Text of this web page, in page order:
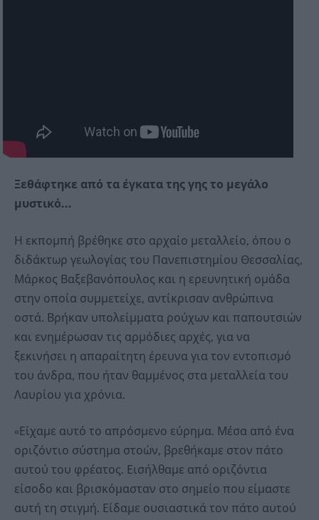
Ξεθάφτηκε από τα έγκατα της γης το μεγάλο
μυστικό…
Η εκπομπή βρέθηκε στο αρχαίο μεταλλείο, όπου ο
διδάκτωρ γεωλογίας του Πανεπιστημίου Θεσσαλίας,
Μάρκος Βαξεβανόπουλος και η ερευνητική ομάδα
στην οποία συμμετείχε, αντίκρισαν ανθρώπινα
οστά. Βρήκαν υπολείμματα ρούχων και παπουτσιών
και ενημέρωσαν τις αρμόδιες αρχές, για να
ξεκινήσει η απαραίτητη έρευνα για τον εντοπισμό
του άνδρα, που ήταν θαμμένος στα μεταλλεία του
Λαυρίου για χρόνια.
«Είχαμε αυτό το απρόσμενο εύρημα. Μέσα από ένα
οριζόντιο σύστημα στοών, βρεθήκαμε στον πάτο
αυτού του φρέατος. Εισήλθαμε από οριζόντια
είσοδο και βρισκόμασταν στο σημείο που είμαστε
αυτή τη στιγμή. Είδαμε ουσιαστικά τον πάτο αυτού